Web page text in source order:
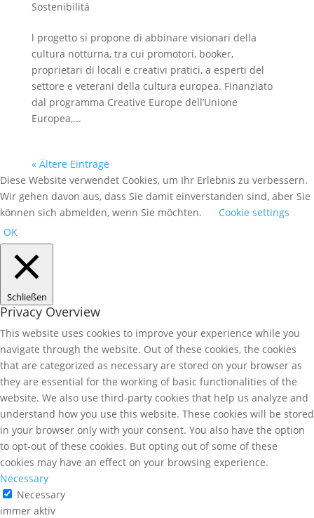
Sostenibilitá
l progetto si propone di abbinare visionari della
cultura notturna, tra cui promotori, booker,
proprietari di locali e creativi pratici, a esperti del
settore e veterani della cultura europea. Finanziato
dal programma Creative Europe dell’Unione
Europea,...
« Ältere Einträge
Diese Website verwendet Cookies, um Ihr Erlebnis zu verbessern.
Wir gehen davon aus, dass Sie damit einverstanden sind, aber Sie
können sich abmelden, wenn Sie möchten.
Cookie settings
OK
Schließen
Privacy Overview
This website uses cookies to improve your experience while you
navigate through the website. Out of these cookies, the cookies
that are categorized as necessary are stored on your browser as
they are essential for the working of basic functionalities of the
website. We also use third-party cookies that help us analyze and
understand how you use this website. These cookies will be stored
in your browser only with your consent. You also have the option
to opt-out of these cookies. But opting out of some of these
cookies may have an effect on your browsing experience.
Necessary
Necessary
immer aktiv